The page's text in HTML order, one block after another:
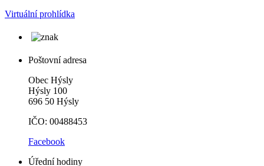
Virtuální prohlídka
Poštovní adresa
Obec Hýsly
Hýsly 100
696 50 Hýsly
IČO: 00488453
Facebook
Úřední hodiny